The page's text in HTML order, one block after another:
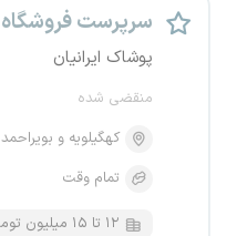
سرپرست
پوشاک ایرانیان
منقضی شده
کهگیلویه و بویراحمد
تمام وقت
۱۲ تا ۱۵ میلیون تومان